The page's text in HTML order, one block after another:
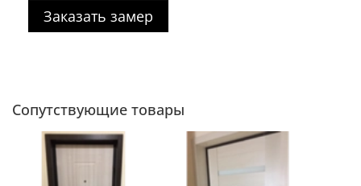
Заказать замер
Сопутствующие товары